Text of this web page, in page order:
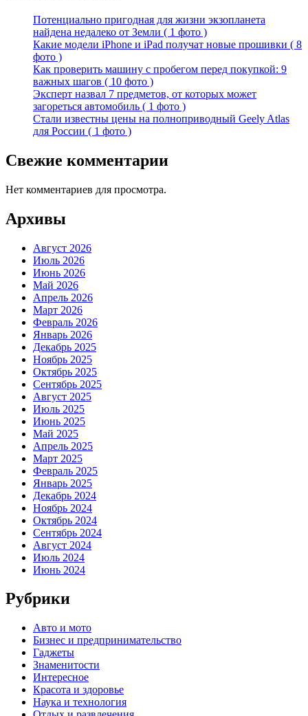
Потенциально пригодная для жизни экзопланета
найдена недалеко от Земли ( 1 фото )
Какие модели iPhone и iPad получат новые прошивки ( 8
фото )
Как проверить машину с пробегом перед покупкой: 9
важных шагов ( 10 фото )
Эксперт назвал 7 предметов, от которых может
загореться автомобиль ( 1 фото )
Стали известны цены на полноприводный Geely Atlas
для России ( 1 фото )
Свежие комментарии
Нет комментариев для просмотра.
Архивы
Август 2026
Июль 2026
Июнь 2026
Май 2026
Апрель 2026
Март 2026
Февраль 2026
Январь 2026
Декабрь 2025
Ноябрь 2025
Октябрь 2025
Сентябрь 2025
Август 2025
Июль 2025
Июнь 2025
Май 2025
Апрель 2025
Март 2025
Февраль 2025
Январь 2025
Декабрь 2024
Ноябрь 2024
Октябрь 2024
Сентябрь 2024
Август 2024
Июль 2024
Июнь 2024
Рубрики
Авто и мото
Бизнес и предпринимательство
Гаджеты
Знаменитости
Интересное
Красота и здоровье
Наука и технология